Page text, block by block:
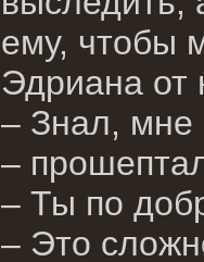
ему, чтобы
Эдриана от
– Знал, мне
–
– Ты по
– Это